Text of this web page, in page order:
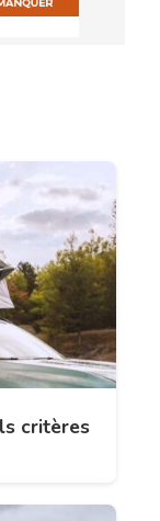
critères